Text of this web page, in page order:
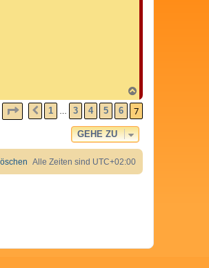
o
n
m
e
d
i
x
a
h
o
b
e
SEITE 7 VON
VORHERIGE
1 3 4 5 6 7
GEHE ZU
Alle Zeiten sind UTC+02:00